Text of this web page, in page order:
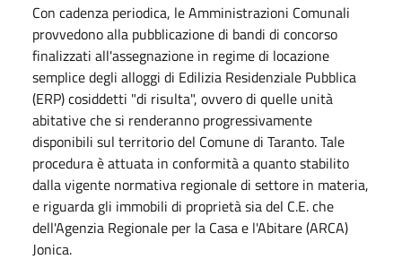
Con cadenza periodica, le Amministrazioni Comunali
provvedono alla pubblicazione di bandi di concorso
finalizzati all'assegnazione in regime di locazione
semplice degli alloggi di Edilizia Residenziale Pubblica
(ERP) cosiddetti "di risulta", ovvero di quelle unità
abitative che si renderanno progressivamente
disponibili sul territorio del Comune di Taranto. Tale
procedura è attuata in conformità a quanto stabilito
dalla vigente normativa regionale di settore in materia,
e riguarda gli immobili di proprietà sia del C.E. che
dell'Agenzia Regionale per la Casa e l'Abitare (ARCA)
Jonica.